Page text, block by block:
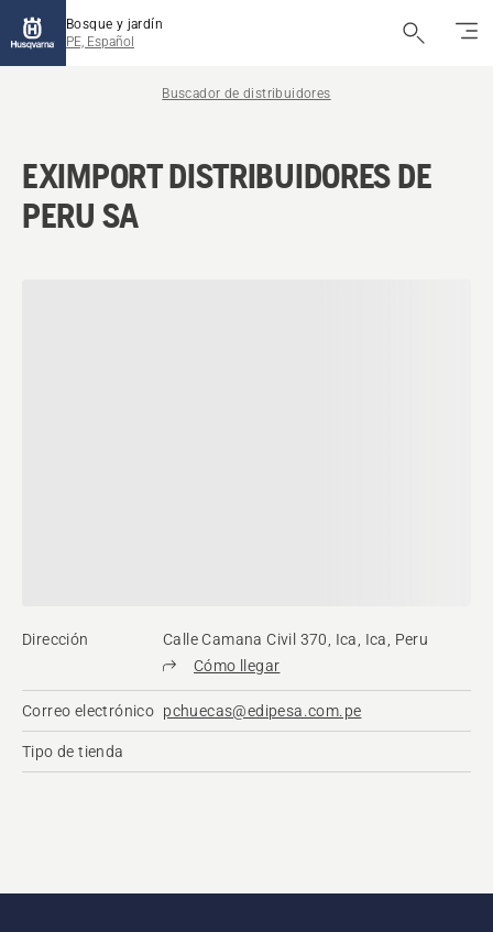
Bosque y jardín
PE, Español
Buscador de distribuidores
EXIMPORT DISTRIBUIDORES DE
PERU SA
Dirección
Calle Camana Civil 370, Ica, Ica, Peru
Cómo llegar
Correo electrónico pchuecas@edipesa.com.pe
Tipo de tienda